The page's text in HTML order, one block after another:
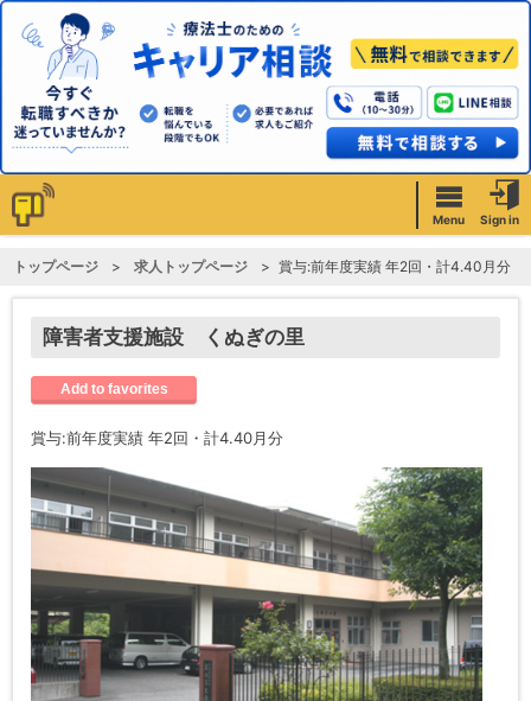
Menu Sign in
トップページ 求人トップページ 賞与:前年度実績 年2回・計4.40月分
障害者支援施設 くぬぎの里
Add to favorites
賞与:前年度実績 年2回・計4.40月分